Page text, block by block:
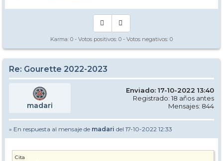
Karma: 0 - Votos positivos: 0 - Votos negativos: 0
Re: Gourette 2022-2023
madari
Enviado: 17-10-2022 13:40
Registrado: 18 años antes
Mensajes: 844
» En respuesta al mensaje de madari del 17-10-2022 12:33
Cita